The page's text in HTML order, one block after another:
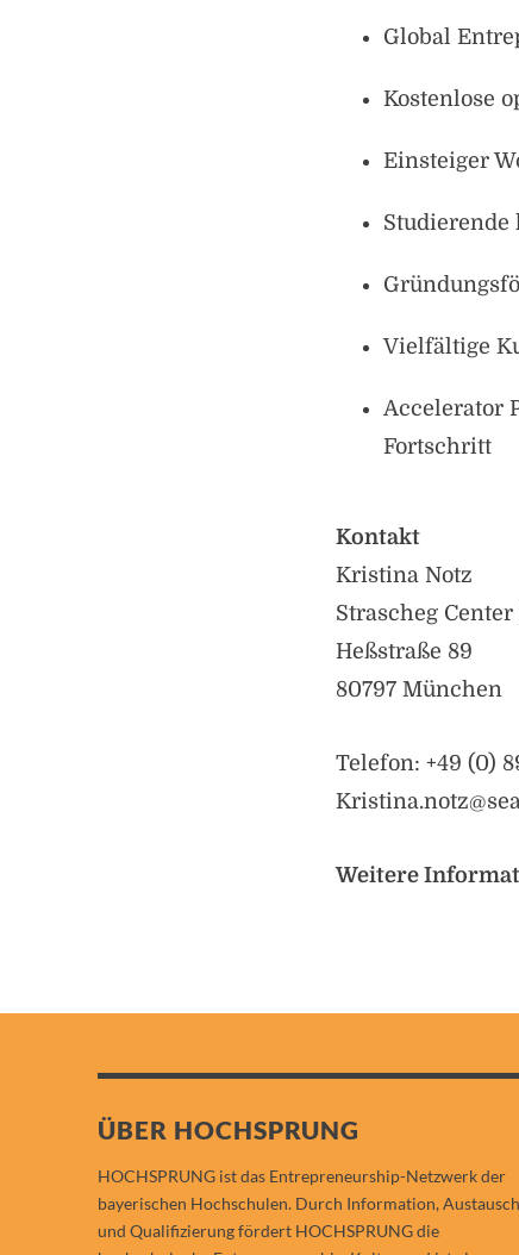
Global
Kostenlose
Einsteiger
Vielfältige
Accelerator
Fortschritt
Kontakt
Kristina Notz
Strascheg
Heßstraße 89
80797 München
Telefon: +49 (0)
Weitere
ÜBER HOCHSPRUNG
HOCHSPRUNG ist das Entrepreneurship-Netzwerk der
bayerischen Hochschulen. Durch Information, Austausch
und Qualifizierung fördert HOCHSPRUNG die